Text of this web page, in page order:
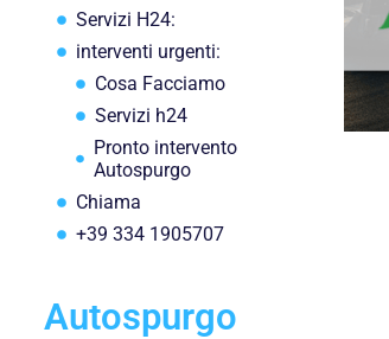
Servizi H24:
interventi urgenti:
Cosa Facciamo
Servizi h24
Pronto intervento
Autospurgo
Chiama
+39 334 1905707
Autospurgo